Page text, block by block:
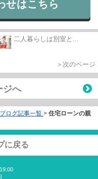
せはこちら
二人暮らしは別室と...
＞次のページ
ジへ
ブログ記事一覧 > 住宅ローンの親
に戻る